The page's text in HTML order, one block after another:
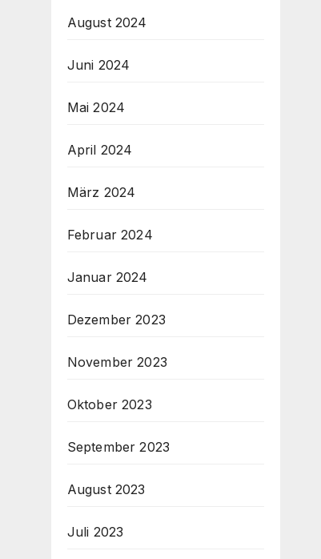
August 2024
Juni 2024
Mai 2024
April 2024
März 2024
Februar 2024
Januar 2024
Dezember 2023
November 2023
Oktober 2023
September 2023
August 2023
Juli 2023